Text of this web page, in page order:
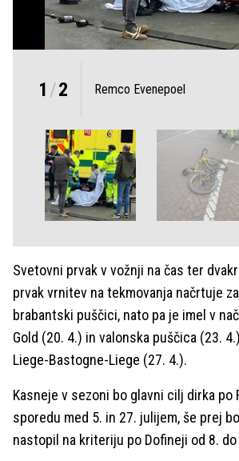
1 /2 Remco Evenepoel
Svetovni prvak v vožnji na čas ter
prvak vrnitev na tekmovanja načrtuje
brabantski puščici, nato pa je imel v
Gold (20. 4.) in valonska puščica (23.
Liege-Bastogne-Liege (27. 4.).
Kasneje v sezoni bo glavni cilj dirka po
sporedu med 5. in 27. julijem, še prej
nastopil na kriteriju po Dofineji od 8. do